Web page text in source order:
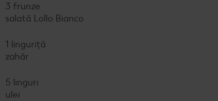
3 frunze
salată Lollo Bianco
1 linguriță
zahăr
5 linguri
ulei